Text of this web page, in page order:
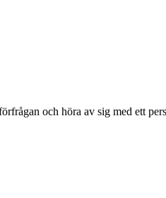
och höra av sig med ett